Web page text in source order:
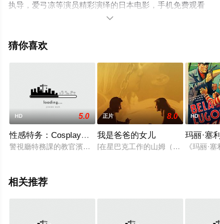
执导，爱弓凉等演员精彩演绎的日本电影，手机免费观看
高清无删减完整版电影大全就上策驰电影网，更多相关信

猜你喜欢
HD 5.0
性感特务：Cosplay大作战
警視廳特務課的教官濱口對菜鳥女刑警真美（星美梨香 飾）進
正片 8.0
我是爸爸的女儿
[在星巴克工作的山姆（西恩•潘
HD
玛丽·塞
《玛丽·
相关推荐